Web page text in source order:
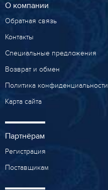
О компании
Обратная связь
Контакты
Специальные предложения
Возврат и обмен
Политика конфиденциальности
Карта сайта
Партнёрам
Регистрация
Поставщикам